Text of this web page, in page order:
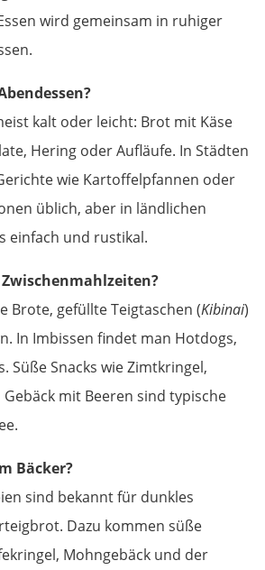
wird gemeinsam in ruhiger
kalt oder leicht: Brot mit Käse
Hering oder Aufläufe. In Städten
wie Kartoffelpfannen oder
üblich, aber in ländlichen
einfach und rustikal.
Brote, gefüllte Teigtaschen (Kibinai)
In Imbissen findet man Hotdogs,
Süße Snacks wie Zimtkringel,
mit Beeren sind typische
Bäcker?
sind bekannt für dunkles
Dazu kommen süße
Mohngebäck und der